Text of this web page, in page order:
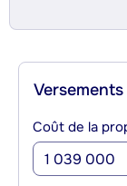
Coût de la